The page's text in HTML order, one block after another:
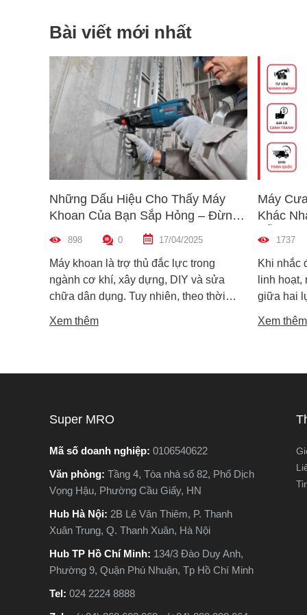
Bài viết mới nhất
Những Dấu Hiệu Cho Thấy Máy
Khoan Của Bạn Sắp Hỏng – Đừng
898 0 17/04/2025
Máy khoan là trợ thủ đắc lực trong
ngành cơ khí, xây dựng, DIY và sửa
chữa dân dụng. Tuy nhiên, theo thời
xuống cấp và hư hỏng nếu không được
các dấu hiệu máy khoan sắp hỏng? Hãy
cùng Super MRO tìm hiểu 7 dấu hiệu
sửa chữa kịp thời và kéo dài tuổi thọ
cho máy khoan.
Xem thêm
Máy
Khác
1737
Khi nhắc
linh
giữa hai
trong các
Xem thêm
Super MRO
Mã số doanh nghiệp: 0106540622
Văn phòng: Tầng 4, Tòa nhà số 82, Phố Dịch
Vọng Hậu, Phường Cầu Giấy, HN
Hub Hà Nội: 2B Lê Văn Thiêm, P. Thanh
Xuân Trung, Q. Thanh Xuân, Hà Nội
Hub TP Hồ Chí Minh: 134/3 Đào Duy Anh,
Phường 9, Quận Phú Nhuận, Tp Hồ Chí Minh
Tel: 024 2224 8888